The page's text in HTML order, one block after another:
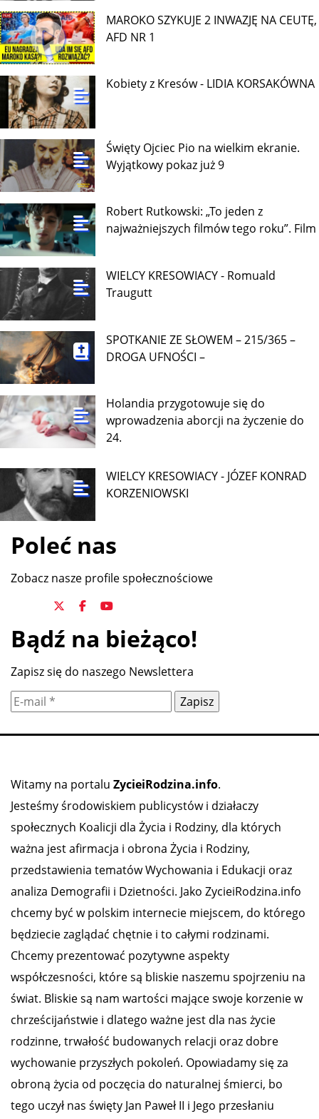
MAROKO SZYKUJE 2 INWAZJĘ NA CEUTĘ,
AFD NR 1
Kobiety z Kresów - LIDIA KORSAKÓWNA
Święty Ojciec Pio na wielkim ekranie.
Wyjątkowy pokaz już 9
Robert Rutkowski: „To jeden z
najważniejszych filmów tego roku”. Film
WIELCY KRESOWIACY - Romuald
Traugutt
SPOTKANIE ZE SŁOWEM – 215/365 –
DROGA UFNOŚCI –
Holandia przygotowuje się do
wprowadzenia aborcji na życzenie do
24.
WIELCY KRESOWIACY - JÓZEF KONRAD
KORZENIOWSKI
Poleć nas
Zobacz nasze profile społecznościowe
Bądź na bieżąco!
Zapisz się do naszego Newslettera
Witamy na portalu ZycieiRodzina.info.
Jesteśmy środowiskiem publicystów i działaczy
społecznych Koalicji dla Życia i Rodziny, dla których
ważna jest afirmacja i obrona Życia i Rodziny,
przedstawienia tematów Wychowania i Edukacji oraz
analiza Demografii i Dzietności. Jako ZycieiRodzina.info
chcemy być w polskim internecie miejscem, do którego
będziecie zaglądać chętnie i to całymi rodzinami.
Chcemy prezentować pozytywne aspekty
współczesności, które są bliskie naszemu spojrzeniu na
świat. Bliskie są nam wartości mające swoje korzenie w
chrześcijaństwie i dlatego ważne jest dla nas życie
rodzinne, trwałość budowanych relacji oraz dobre
wychowanie przyszłych pokoleń. Opowiadamy się za
obroną życia od poczęcia do naturalnej śmierci, bo
tego uczył nas święty Jan Paweł II i Jego przesłaniu